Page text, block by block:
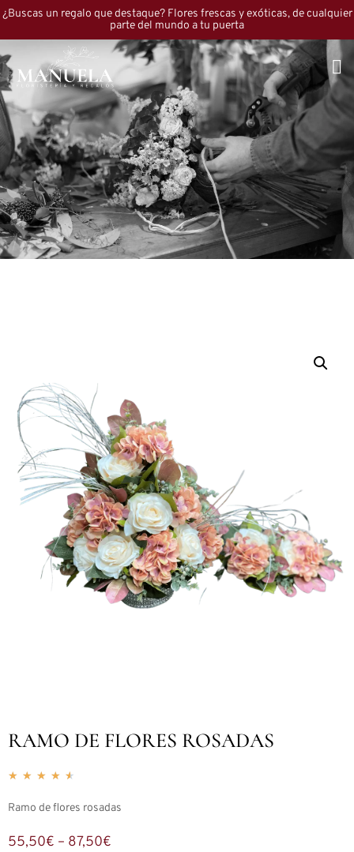
¿Buscas un regalo que destaque? Flores frescas y exóticas, de cualquier
parte del mundo a tu puerta
RAMO DE FLORES ROSADAS
★ ★ ★ ★ ★
Ramo de flores rosadas
55,50€ – 87,50€